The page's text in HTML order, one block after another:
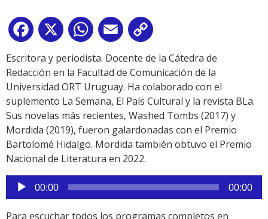
Facebook
X WhatsApp
Email
Link
Escritora y periodista. Docente de la Cátedra de
Redacción en la Facultad de Comunicación de la
Universidad ORT Uruguay. Ha colaborado con el
suplemento La Semana, El País Cultural y la revista BLa.
Sus novelas más recientes, Washed Tombs (2017) y
Mordida (2019), fueron galardonadas con el Premio
Bartolomé Hidalgo. Mordida también obtuvo el Premio
Nacional de Literatura en 2022.
Reproductor
de
audio
00:00 00:00
Para escuchar todos los programas completos en